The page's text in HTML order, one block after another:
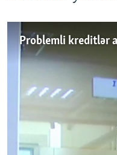
Problemli kreditlər